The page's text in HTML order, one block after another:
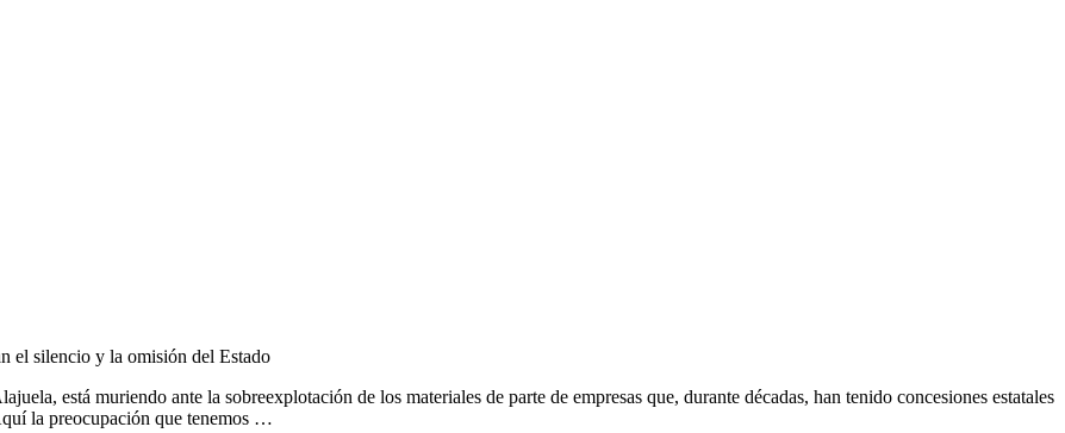
el silencio y la omisión del Estado
está muriendo ante la sobreexplotación de los materiales de parte de empresas que, durante décadas, han tenido concesiones estatales
la preocupación que tenemos …